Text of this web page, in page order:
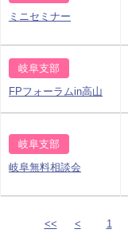
ミニセミナー
岐阜支部
FPフォーラムin高山
岐阜支部
岐阜無料相談会
<< < 1